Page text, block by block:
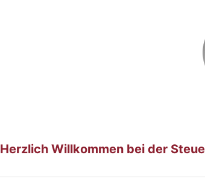
Herzlich Willkommen bei der